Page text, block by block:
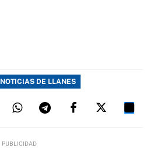
NOTICIAS DE LLANES